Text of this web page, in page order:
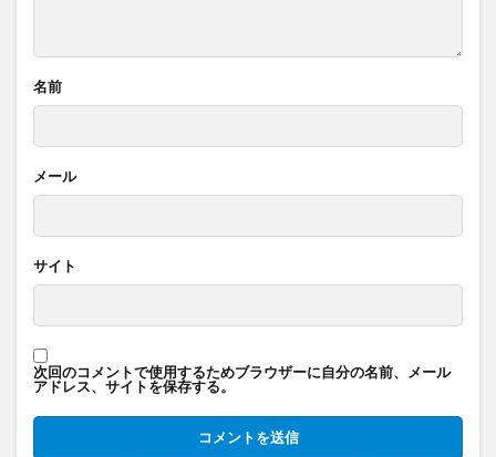
名前
メール
サイト
次回のコメントで使用するためブラウザーに自分の名前、メール
アドレス、サイトを保存する。